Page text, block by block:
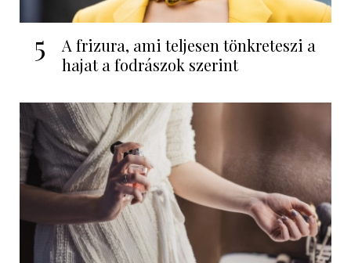
5
A frizura, ami teljesen tönkreteszi a
hajat a fodrászok szerint